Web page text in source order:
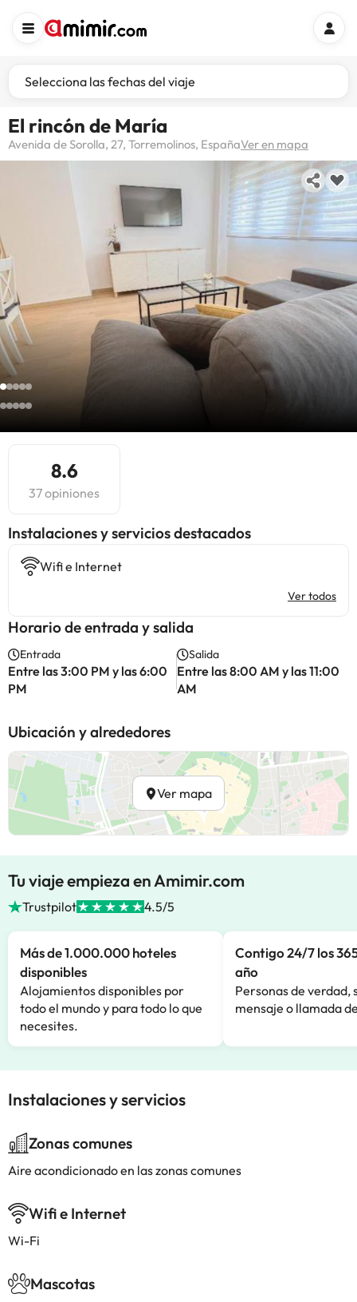
Selecciona las fechas del viaje
El rincón de María
Avenida de Sorolla, 27, Torremolinos, EspañaVer en mapa
8.6
37 opiniones
Instalaciones y servicios destacados
Wifi e Internet
Ver todos
Horario de entrada y salida
Entrada
Entre las 3:00 PM y las 6:00
PM
Salida
Entre las 8:00 AM y las 11:00
AM
Ubicación y alrededores
Ver mapa
Tu viaje empieza en Amimir.com
Trustpilot 4.5/5
Más de 1.000.000 hoteles
disponibles
Alojamientos disponibles por
todo el mundo y para todo lo que
necesites.
Contigo 24/7 los
año
Personas de verdad,
mensaje o llamada
Instalaciones y servicios
Zonas comunes
Aire acondicionado en las zonas comunes
Wifi e Internet
Wi-Fi
Mascotas